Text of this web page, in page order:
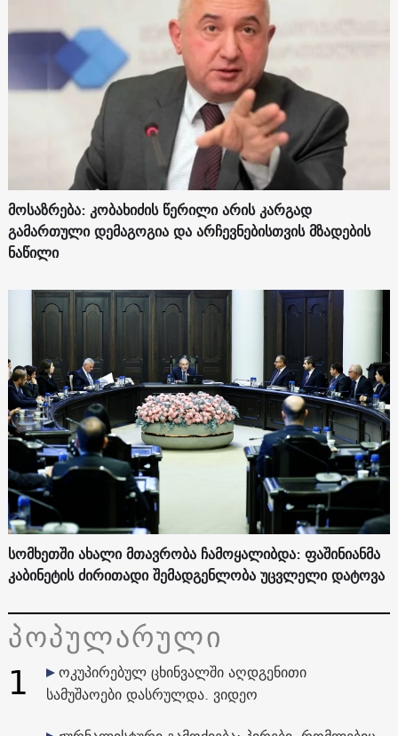
მოსაზრება: კობახიძის წერილი არის კარგად
გამართული დემაგოგია და არჩევნებისთვის მზადების
ნაწილი
სომხეთში ახალი მთავრობა ჩამოყალიბდა: ფაშინიანმა
კაბინეტის ძირითადი შემადგენლობა უცვლელი დატოვა
პოპულარული
1
ოკუპირებულ ცხინვალში აღდგენითი
სამუშაოები დასრულდა. ვიდეო